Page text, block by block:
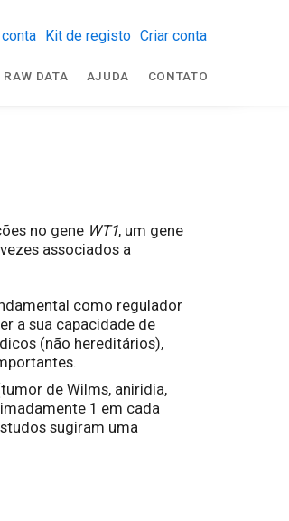
Kit de registo Criar conta
RAW DATA AJUDA CONTATO
no gene WT1, um gene
associados a
como regulador
a sua capacidade de
(não hereditários),
de Wilms, aniridia,
1 em cada
sugiram uma